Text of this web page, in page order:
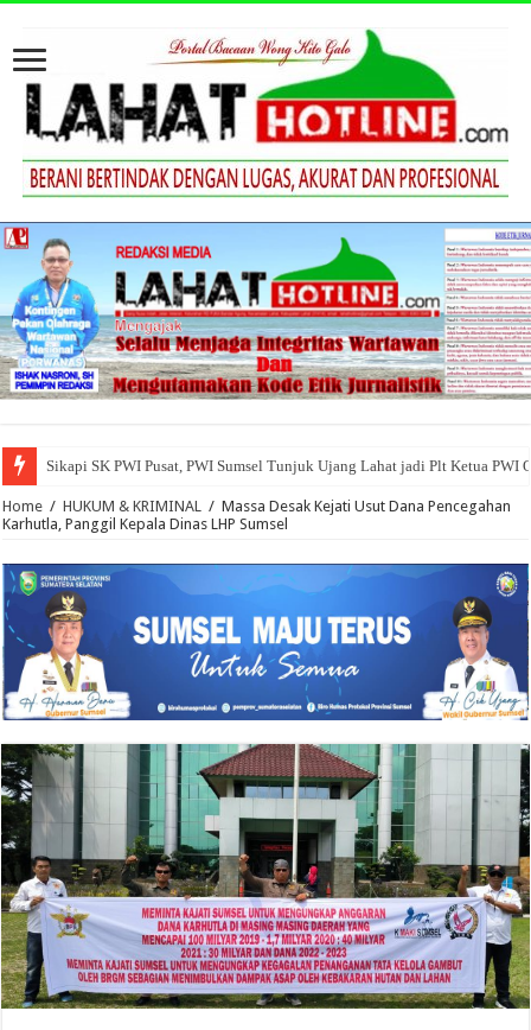
Sikapi SK PWI Pusat, PWI Sumsel Tunjuk Ujang Lahat jadi Plt Ketua PWI
Home / HUKUM & KRIMINAL / Massa Desak Kejati Usut Dana Pencegahan
Karhutla, Panggil Kepala Dinas LHP Sumsel